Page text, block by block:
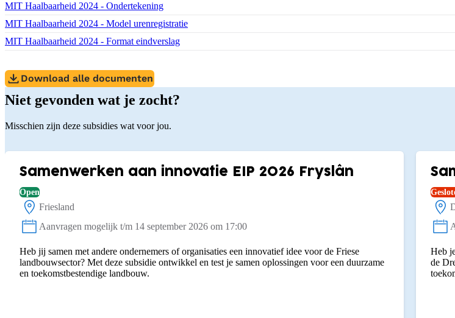
Download bestand:
MIT Haalbaarheid 2024 - Ondertekening
Download bestand:
MIT Haalbaarheid 2024 - Model urenregistratie
Download bestand:
MIT Haalbaarheid 2024 - Format eindverslag
Download alle documenten
Niet gevonden wat je zocht?
Misschien zijn deze subsidies wat voor jou.
Samenwerken aan innovatie EIP 2026 Fryslân
Open
Locatie:
Friesland
Status:
Aanvragen mogelijk t/m 14 september 2026 om 17:00
Heb jij samen met andere ondernemers of organisaties een innovatief idee voor de Friese
landbouwsector? Met deze subsidie ontwikkel en test je samen oplossingen voor een duurzame
en toekomstbestendige landbouw.
Heb
de